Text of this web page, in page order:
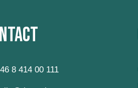
8 414 00 111